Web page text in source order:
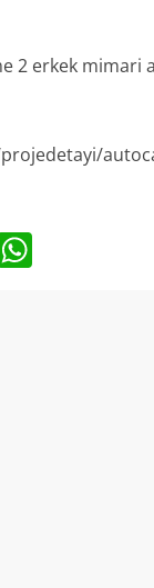
2 erkek mimari